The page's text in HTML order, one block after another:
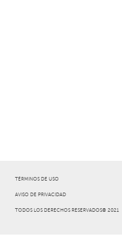
TÉRMINOS DE USO
AVISO DE PRIVACIDAD
TODOS LOS DERECHOS RESERVADOS® 2021